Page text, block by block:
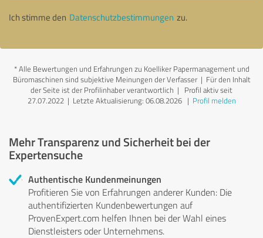
Ich stimme den Datenschutzbestimmungen zu.
*Alle Bewertungen und Erfahrungen zu Koelliker Papermanagement und
Büromaschinen sind subjektive Meinungen der Verfasser | Für den Inhalt
der Seite ist der Profilinhaber verantwortlich | Profil aktiv seit
27.07.2022 | Letzte Aktualisierung: 06.08.2026| Profil melden
Mehr Transparenz und Sicherheit bei der
Expertensuche
Authentische Kundenmeinungen
Profitieren Sie von Erfahrungen anderer Kunden: Die
authentifizierten Kundenbewertungen auf
ProvenExpert.com helfen Ihnen bei der Wahl eines
Dienstleisters oder Unternehmens.